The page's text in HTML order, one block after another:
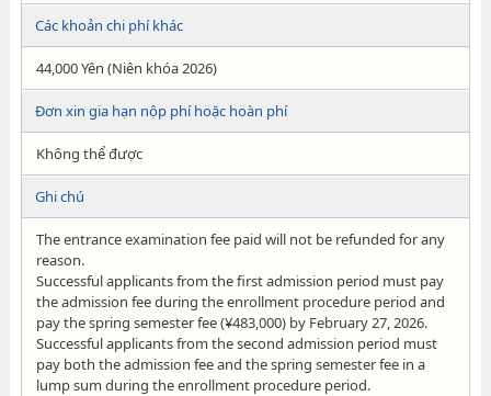
Các khoản chi phí khác
44,000 Yên (Niên khóa 2026)
Đơn xin gia hạn nộp phí hoặc hoàn phí
Không thể được
Ghi chú
The entrance examination fee paid will not be refunded for any
reason.
Successful applicants from the first admission period must pay
the admission fee during the enrollment procedure period and
pay the spring semester fee (¥483,000) by February 27, 2026.
Successful applicants from the second admission period must
pay both the admission fee and the spring semester fee in a
lump sum during the enrollment procedure period.